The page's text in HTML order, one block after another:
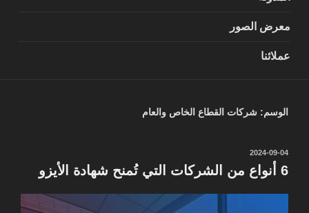
معرض الصور
عملائنا
الوسم: شركات القطاع الخاص والعام
نُشر
في
2024-09-04
6 أنواع من الشركات التي تُمنح شهادة الأيزو